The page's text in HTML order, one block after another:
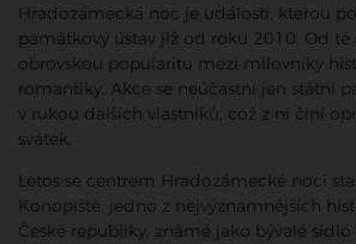
Hradozámecká noc je událostí, kterou
památkový ústav již od roku 2010. Od té
obrovskou popularitu mezi milovníky
romantiky. Akce se neúčastní jen státní
v rukou dalších vlastníků, což z ní činí
svátek.
Letos se centrem Hradozámecké noci
Konopiště, jedno z nejvýznamnějších
České republiky, známé jako bývalé